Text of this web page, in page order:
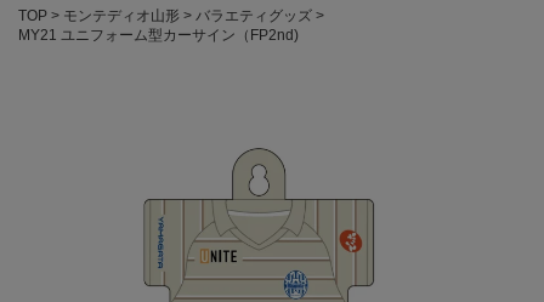
TOP モンテディオ山形
バラエティグッズ
MY21 ユニフォーム型カーサイン（FP2nd)